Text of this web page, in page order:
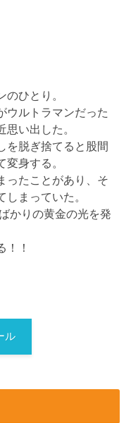
ひとり。
ウルトラマンだった
い出した。
を脱ぎ捨てると股間
身する。
ったことがあり、そ
まっていた。
かりの黄金の光を発
！！
ル